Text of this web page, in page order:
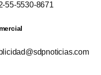
55-5530-8671